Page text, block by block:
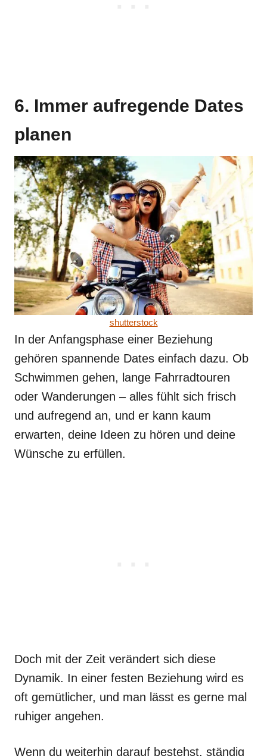
6. Immer aufregende Dates
planen
shutterstock
In der Anfangsphase einer Beziehung
gehören spannende Dates einfach dazu. Ob
Schwimmen gehen, lange Fahrradtouren
oder Wanderungen – alles fühlt sich frisch
und aufregend an, und er kann kaum
erwarten, deine Ideen zu hören und deine
Wünsche zu erfüllen.
Doch mit der Zeit verändert sich diese
Dynamik. In einer festen Beziehung wird es
oft gemütlicher, und man lässt es gerne mal
ruhiger angehen.
Wenn du weiterhin darauf bestehst, ständig